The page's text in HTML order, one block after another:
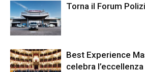
Torna il Forum
Best Experience
celebra l’eccellenza